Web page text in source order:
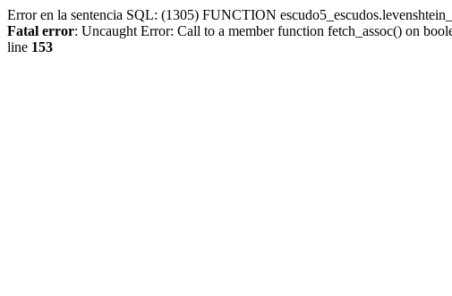
Error en la sentencia SQL: (1305) FUNCTION
Fatal error: Uncaught Error: Call to a member function fetch_assoc() on
line 153